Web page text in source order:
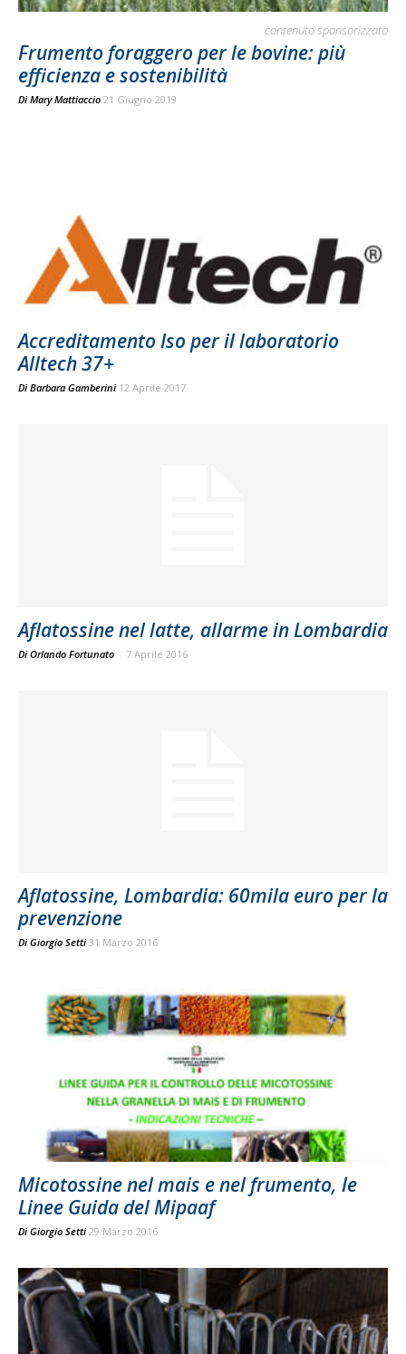
contenuto sponsorizzato
Frumento foraggero per le bovine: più
efficienza e sostenibilità
Di Mary Mattiaccio 21 Giugno 2019
Accreditamento Iso per il laboratorio
Alltech 37+
Di Barbara Gamberini 12 Aprile 2017
Aflatossine nel latte, allarme in Lombardia
Di Orlando Fortunato - 7 Aprile 2016
Aflatossine, Lombardia: 60mila euro per la
prevenzione
Di Giorgio Setti 31 Marzo 2016
Micotossine nel mais e nel frumento, le
Linee Guida del Mipaaf
Di Giorgio Setti 29 Marzo 2016